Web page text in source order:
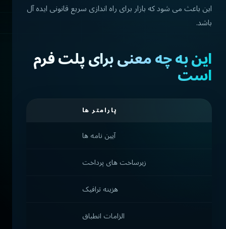
این باعث می شود که بازار برای راه اندازی سریع قانونی ایده آل
باشد.
این به چه معنی برای پلت فرم
است
پارامتر ها
آیین نامه ها
زیرساخت های پرداخت
هزینه ترافیک
الزامات انطباق